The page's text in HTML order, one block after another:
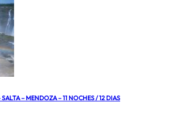
– MENDOZA – 11 NOCHES / 12 DIAS